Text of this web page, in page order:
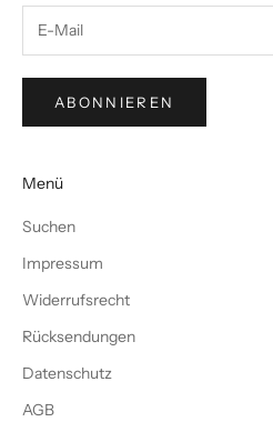
ABONNIEREN
Menü
Suchen
Impressum
Widerrufsrecht
Rücksendungen
Datenschutz
AGB